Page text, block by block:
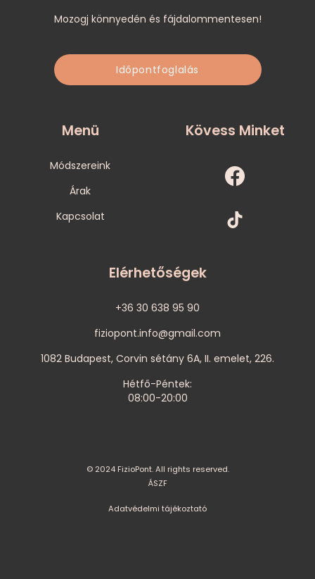
Mozogj könnyedén és fájdalommentesen!
Időpontfoglalás
Menü
Módszereink
Árak
Kapcsolat
Kövess Minket
Elérhetőségek
+36 30 638 95 90
fiziopont.info@gmail.com
1082 Budapest, Corvin sétány 6A, II. emelet, 226.
Hétfő-Péntek:
08:00-20:00
© 2024 FizioPont. All rights reserved.
ÁSZF
Adatvédelmi tájékoztató